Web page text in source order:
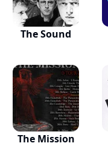
The Sound
The Mission